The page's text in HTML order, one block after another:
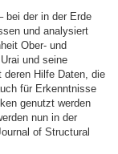
bei der in der Erde
und analysiert
Ober- und
und seine
deren Hilfe Daten, die
für Erkenntnisse
genutzt werden
nun in der
of Structural